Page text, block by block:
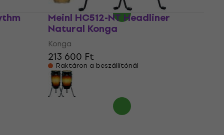
Meinl HC512-NT Headliner
Natural Konga
Konga
213 600 Ft
Raktáron a beszállítónál